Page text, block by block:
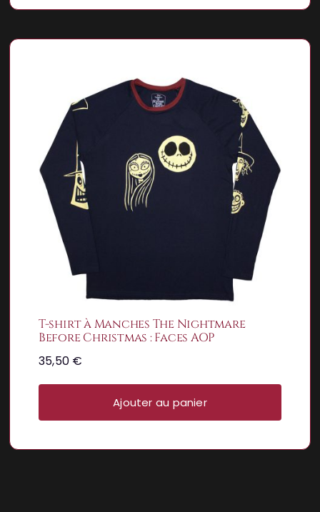
T-shirt à Manches The Nightmare
Before Christmas : Faces AOP
35,50 €
Ajouter au panier